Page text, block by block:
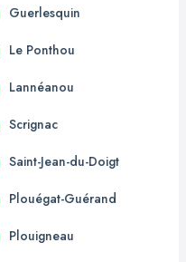
Guerlesquin
Le Ponthou
Lannéanou
Scrignac
Saint-Jean-du-Doigt
Plouégat-Guérand
Plouigneau